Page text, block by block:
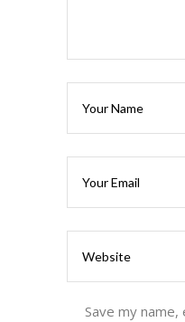
Save my name,